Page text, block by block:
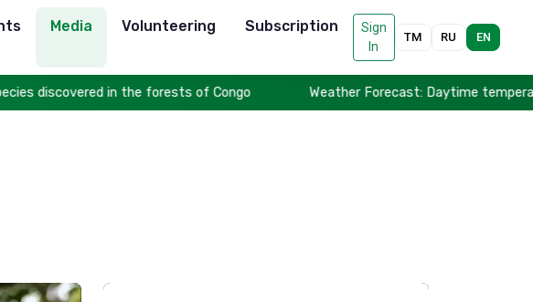
Media Volunteering Subscription
Sign
In
TM RU EN
in the forests of Congo Weather Forecast: Daytime temperatures